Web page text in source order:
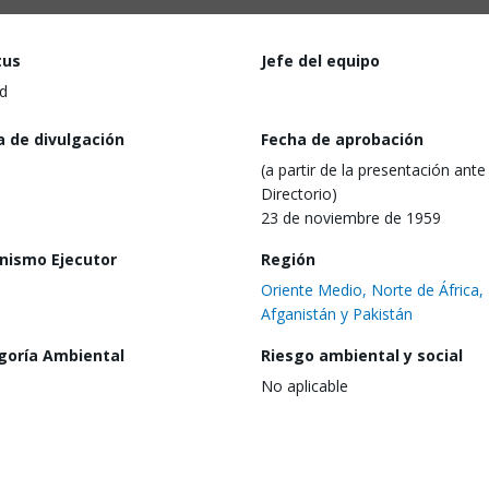
Jefe del equipo
de divulgación
Fecha de aprobación
(a partir de la presentación ante
Directorio)
23 de noviembre de 1959
Ejecutor
Región
Oriente Medio, Norte de África,
Afganistán y Pakistán
Ambiental
Riesgo ambiental y social
No aplicable